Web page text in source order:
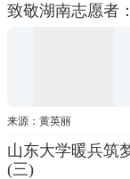
致敬湖南志愿者
来源：黄英丽
山东大学暖兵筑
(三)